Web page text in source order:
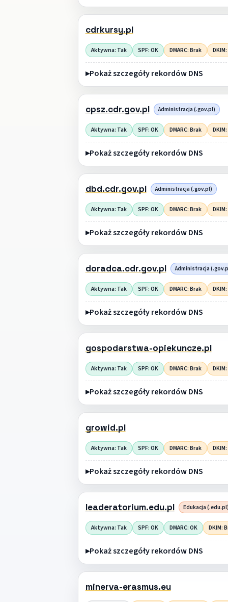
cdrkursy.pl
Aktywna: Tak SPF: OK DMARC: Brak
Pokaż szczegóły rekordów DNS
cpsz.cdr.gov.pl Administracja (.gov.pl)
Aktywna: Tak SPF: OK DMARC: Brak
Pokaż szczegóły rekordów DNS
dbd.cdr.gov.pl Administracja (.gov.pl)
Aktywna: Tak SPF: OK DMARC: Brak
Pokaż szczegóły rekordów DNS
doradca.cdr.gov.pl Administracja
Aktywna: Tak SPF: OK DMARC: Brak
Pokaż szczegóły rekordów DNS
gospodarstwa-opiekuncze.pl
Aktywna: Tak SPF: OK DMARC: Brak
Pokaż szczegóły rekordów DNS
growid.pl
Aktywna: Tak SPF: OK DMARC: Brak
Pokaż szczegóły rekordów DNS
leaderatorium.edu.pl Edukacja (.edu.pl)
Aktywna: Tak SPF: OK DMARC: OK DKIM:
Pokaż szczegóły rekordów DNS
minerva-erasmus.eu